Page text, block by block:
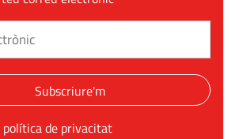
Subscriure'm
política de privacitat